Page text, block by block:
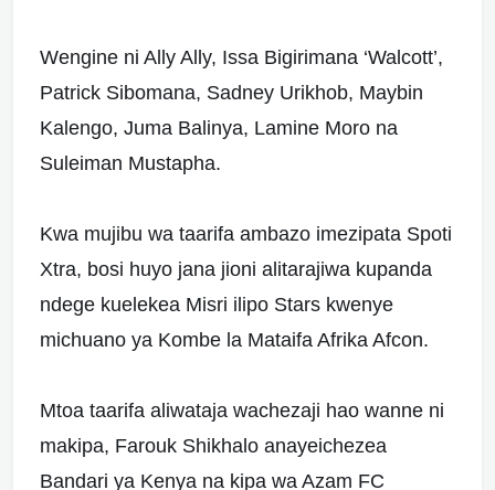
Wengine ni Ally Ally, Issa Bigirimana ‘Walcott’,
Patrick Sibomana, Sadney Urikhob, Maybin
Kalengo, Juma Balinya, Lamine Moro na
Suleiman Mustapha.
Kwa mujibu wa taarifa ambazo imezipata Spoti
Xtra, bosi huyo jana jioni alitarajiwa kupanda
ndege kuelekea Misri ilipo Stars kwenye
michuano ya Kombe la Mataifa Afrika Afcon.
Mtoa taarifa aliwataja wachezaji hao wanne ni
makipa, Farouk Shikhalo anayeichezea
Bandari ya Kenya na kipa wa Azam FC